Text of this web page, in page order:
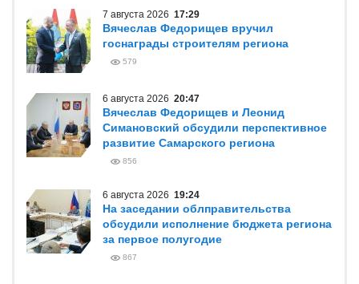
7 августа 2026 17:29
Вячеслав Федорищев вручил
госнаграды строителям региона
579
6 августа 2026 20:47
Вячеслав Федорищев и Леонид
Симановский обсудили перспективное
развитие Самарского региона
856
6 августа 2026 19:24
На заседании облправительства
обсудили исполнение бюджета региона
за первое полугодие
867